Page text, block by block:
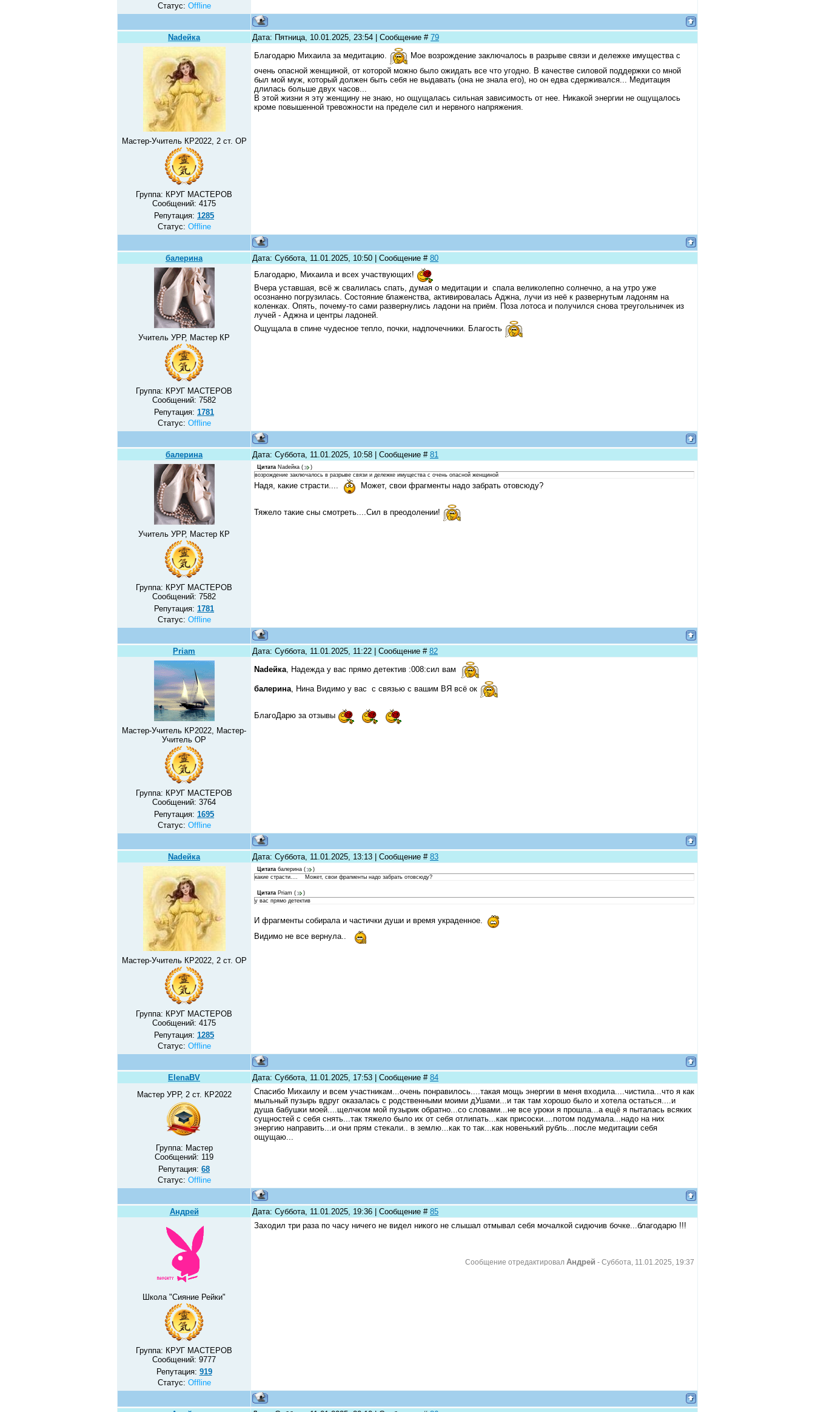
Статус: Offline
Nadeйка Дата: Пятница, 10.01.2025, 23:54 | Сообщение # 79
Мастер-Учитель КР2022, 2 ст. ОР
Группа: КРУГ МАСТЕРОВ
Сообщений: 4175
Репутация: 1285
Статус: Offline
Благодарю Михаила за медитацию.
Мое возрождение заключалось в разрыве связи и дележке имущества с
очень опасной женщиной, от которой можно было ожидать все что угодно. В качестве силовой поддержки со мной
был мой муж, который должен быть себя не выдавать (она не знала его), но он едва сдерживался... Медитация
длилась больше двух часов...
В этой жизни я эту женщину не знаю, но ощущалась сильная зависимость от нее. Никакой энергии не ощущалось
кроме повышенной тревожности на пределе сил и нервного напряжения.
балерина Дата: Суббота, 11.01.2025, 10:50 | Сообщение # 80
Учитель УРР, Мастер КР
Группа: КРУГ МАСТЕРОВ
Сообщений: 7582
Репутация: 1781
Статус: Offline
Благодарю, Михаила и всех участвующих!
Вчера уставшая, всё ж свалилась спать, думая о медитации и спала великолепно солнечно, а на утро уже
осознанно погрузилась. Состояние блаженства, активировалась Аджна, лучи из неё к развернутым ладоням на
коленках. Опять, почему-то сами развернулись ладони на приём. Поза лотоса и получился снова треугольничек из
лучей - Аджна и центры ладоней.
Ощущала в спине чудесное тепло, почки, надпочечники. Благость
балерина Дата: Суббота, 11.01.2025, 10:58 | Сообщение # 81
Учитель УРР, Мастер КР
Группа: КРУГ МАСТЕРОВ
Сообщений: 7582
Репутация: 1781
Статус: Offline
Цитата Nadeйка (
)
возрождение заключалось в разрыве связи и дележке имущества с очень опасной женщиной
Надя, какие страсти.... Может, свои фрагменты надо забрать отовсюду?
Тяжело такие сны смотреть....Сил в преодолении!
Priam Дата: Суббота, 11.01.2025, 11:22 | Сообщение # 82
Мастер-Учитель КР2022, Мастер-
Учитель ОР
Группа: КРУГ МАСТЕРОВ
Сообщений: 3764
Репутация: 1695
Статус: Offline
Nadeйка, Надежда у вас прямо детектив :008:сил вам
балерина, Нина Видимо у вас с связью с вашим ВЯ всё ок
БлагоДарю за отзывы
Nadeйка Дата: Суббота, 11.01.2025, 13:13 | Сообщение # 83
Мастер-Учитель КР2022, 2 ст. ОР
Группа: КРУГ МАСТЕРОВ
Сообщений: 4175
Репутация: 1285
Статус: Offline
Цитата балерина (
)
какие страсти.... Может, свои фрагменты надо забрать отовсюду?
Цитата Priam (
)
у вас прямо детектив
И фрагменты собирала и частички души и время украденное.
Видимо не все вернула..
ElenaBV Дата: Суббота, 11.01.2025, 17:53 | Сообщение # 84
Мастер УРР, 2 ст. КР2022
Группа: Мастер
Сообщений: 119
Репутация: 68
Статус: Offline
Спасибо Михаилу и всем участникам...очень понравилось....такая мощь энергии в меня входила....чистила...что я как
мыльный пузырь вдруг оказалась с родственными моими дУшами...и так там хорошо было и хотела остаться....и
душа бабушки моей....щелчком мой пузырик обратно...со словами...не все уроки я прошла...а ещё я пыталась всяких
сущностей с себя снять...так тяжело было их от себя отлипать...как присоски....потом подумала...надо на них
энергию направить...и они прям стекали.. в землю...как то так...как новенький рубль...после медитации себя
ощущаю...
Андрей Дата: Суббота, 11.01.2025, 19:36 | Сообщение # 85
Школа "Сияние Рейки"
Группа: КРУГ МАСТЕРОВ
Сообщений: 9777
Репутация: 919
Статус: Offline
Заходил три раза по часу ничего не видел никого не слышал отмывал себя мочалкой сидючив бочке...благодарю !!!
Сообщение отредактировал Андрей - Суббота, 11.01.2025, 19:37